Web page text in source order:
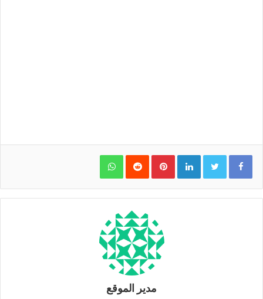
LinkedIn
Pinterest
WhatsApp
مدير الموقع